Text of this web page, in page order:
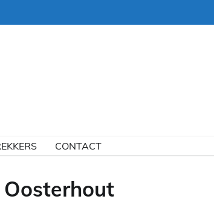
CONTACT